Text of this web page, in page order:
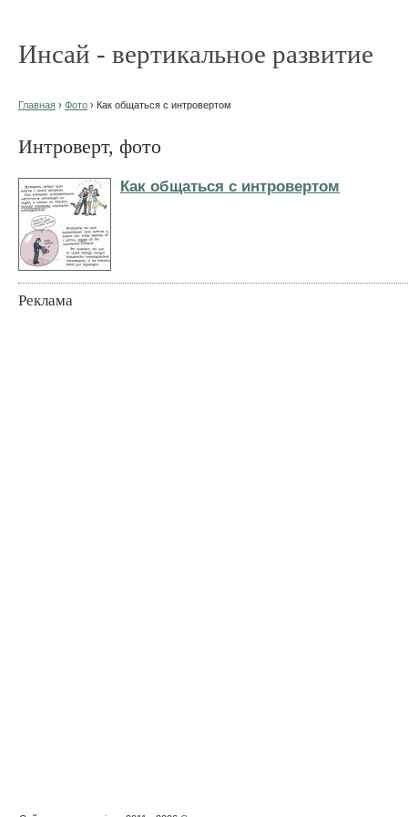
Инсай - вертикальное развитие
Главная › Фото › Как общаться с интровертом
Интроверт, фото
Как общаться с интровертом
Реклама